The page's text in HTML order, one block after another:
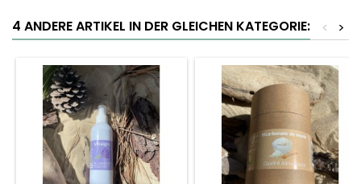
4 ANDERE ARTIKEL IN DER GLEICHEN KATEGORIE: >
<